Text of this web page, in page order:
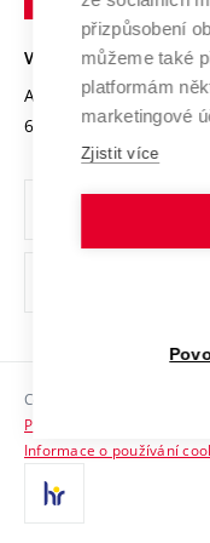
Open Science
Projekty
Projekty ze
Specifický výzkum
Univerzitní sítě
Bezpečná univerzita
Vyznamenání
Organizační struktura
Ochrana osobních
Sociální bezpečí
HR Award
Kontakty
VYSOKÉ UČENÍ
Antonínská 548/1
602 00 Brno
Copyright © 2026 VUT
Prohlášení o přístupnosti
Informace o používání
přizpůsobení
můžeme také
platformám
marketingové
Zjistit více